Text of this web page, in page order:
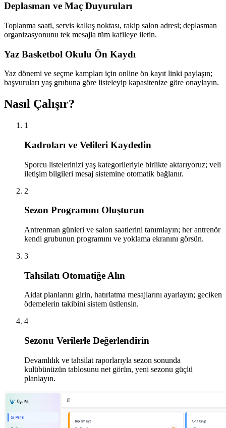
Deplasman ve Maç Duyuruları
Toplanma saati, servis kalkış noktası, rakip salon adresi; deplasman
organizasyonunu tek mesajla tüm kafileye iletin.
Yaz Basketbol Okulu Ön Kaydı
Yaz dönemi ve seçme kampları için online ön kayıt linki paylaşın;
başvuruları yaş grubuna göre listeleyip kapasitenize göre onaylayın.
Nasıl Çalışır?
1
Kadroları ve Velileri Kaydedin
Sporcu listelerinizi yaş kategorileriyle birlikte aktarıyoruz; veli
iletişim bilgileri mesaj sistemine otomatik bağlanır.
2
Sezon Programını Oluşturun
Antrenman günleri ve salon saatlerini tanımlayın; her antrenör
kendi grubunun programını ve yoklama ekranını görsün.
3
Tahsilatı Otomatiğe Alın
Aidat planlarını girin, hatırlatma mesajlarını ayarlayın; geciken
ödemelerin takibini sistem üstlensin.
4
Sezonu Verilerle Değerlendirin
Devamlılık ve tahsilat raporlarıyla sezon sonunda
kulübünüzün tablosunu net görün, yeni sezonu güçlü
planlayın.